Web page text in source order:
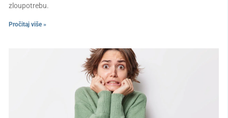
zloupotrebu.
Pročitaj više »